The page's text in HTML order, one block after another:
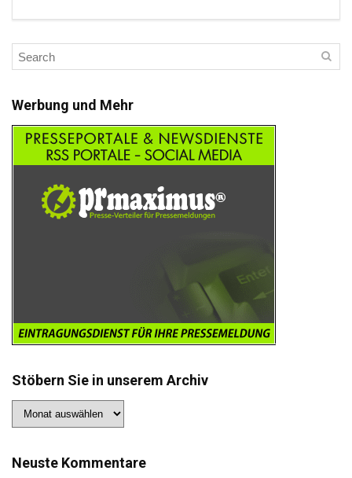
Werbung und Mehr
Stöbern Sie in unserem Archiv
Sie
Archiv
Neuste Kommentare